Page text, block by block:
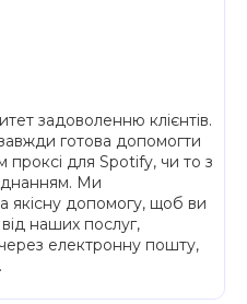
задоволенню клієнтів.
готова допомогти
проксі для Spotify, чи то з
Ми
якісну допомогу, щоб ви
наших послуг,
електронну пошту,